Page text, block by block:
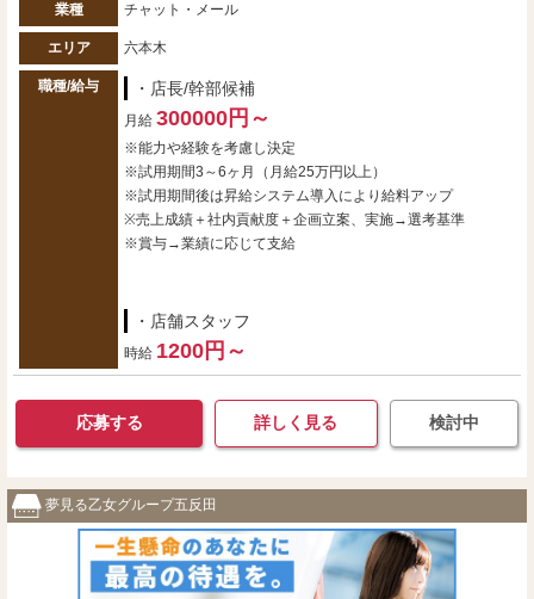
業種 チャット・メール
エリア 六本木
職種/給与 ・店長/幹部候補
月給 300000円～
※能力や経験を考慮し決定
※試用期間3～6ヶ月（月給25万円以上）
※試用期間後は昇給システム導入により給料アップ
※売上成績＋社内貢献度＋企画立案、実施→選考基準
※賞与→業績に応じて支給
・店舗スタッフ
時給 1200円～
応募する 詳しく見る 検討中
夢見る乙女グループ五反田